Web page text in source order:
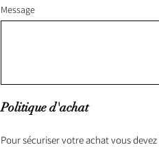
Message
Politique d'achat
Pour sécuriser votre achat vous